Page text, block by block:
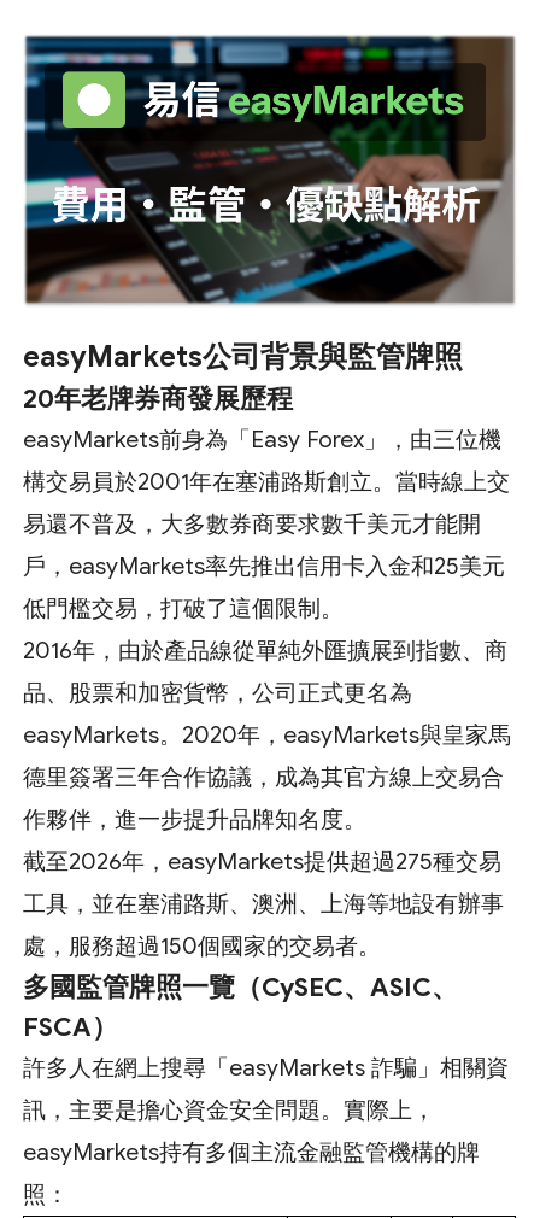
easyMarkets公司背景與監管牌照
20年老牌券商發展歷程
easyMarkets前身為「Easy Forex」，由三位機
構交易員於2001年在塞浦路斯創立。當時線上交
易還不普及，大多數券商要求數千美元才能開
戶，easyMarkets率先推出信用卡入金和25美元
低門檻交易，打破了這個限制。
2016年，由於產品線從單純外匯擴展到指數、商
品、股票和加密貨幣，公司正式更名為
easyMarkets。2020年，easyMarkets與皇家馬
德里簽署三年合作協議，成為其官方線上交易合
作夥伴，進一步提升品牌知名度。
截至2026年，easyMarkets提供超過275種交易
工具，並在塞浦路斯、澳洲、上海等地設有辦事
處，服務超過150個國家的交易者。
多國監管牌照一覽（CySEC、ASIC、
FSCA）
許多人在網上搜尋「easyMarkets 詐騙」相關資
訊，主要是擔心資金安全問題。實際上，
easyMarkets持有多個主流金融監管機構的牌
照：